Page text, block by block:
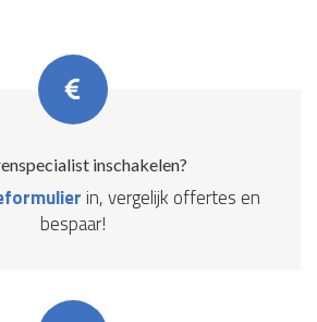
inschakelen?
in, vergelijk offertes en
bespaar!